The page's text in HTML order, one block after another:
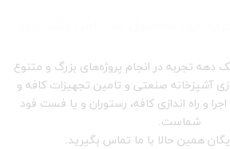
دهه تجربه در انجام پروژه‌های بزرگ و متنوع
آشپزخانه صنعتی و تامین تجهیزات کافه و
و راه اندازی کافه، رستوران و یا فست فود
شماست.
همین حالا با ما تماس بگیرید.